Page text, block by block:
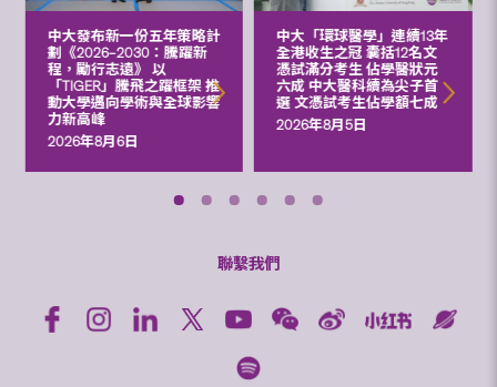
中大發布新一份五年策略計
劃《2026‒2030：騰躍新
程，勵行志遠》 以
「TIGER」騰飛之躍框架 推
動大學邁向學術與全球影響
力新高峰
2026年8月6日
中大「環球醫學」連續13年
全港收生之冠 囊括12名文
憑試滿分考生 佔學醫狀元
六成 中大醫科續為尖子首
選 文憑試考生佔學額七成
2026年8月5日
聯繫我們